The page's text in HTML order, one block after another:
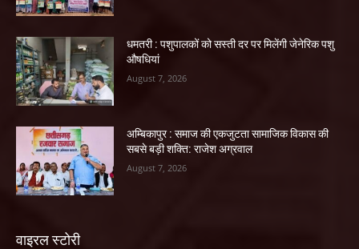
धमतरी : पशुपालकों को सस्ती दर पर मिलेंगी जेनेरिक पशु
औषधियां
August 7, 2026
अम्बिकापुर : समाज की एकजुटता सामाजिक विकास की
सबसे बड़ी शक्ति: राजेश अग्रवाल
August 7, 2026
वाइरल स्टोरी